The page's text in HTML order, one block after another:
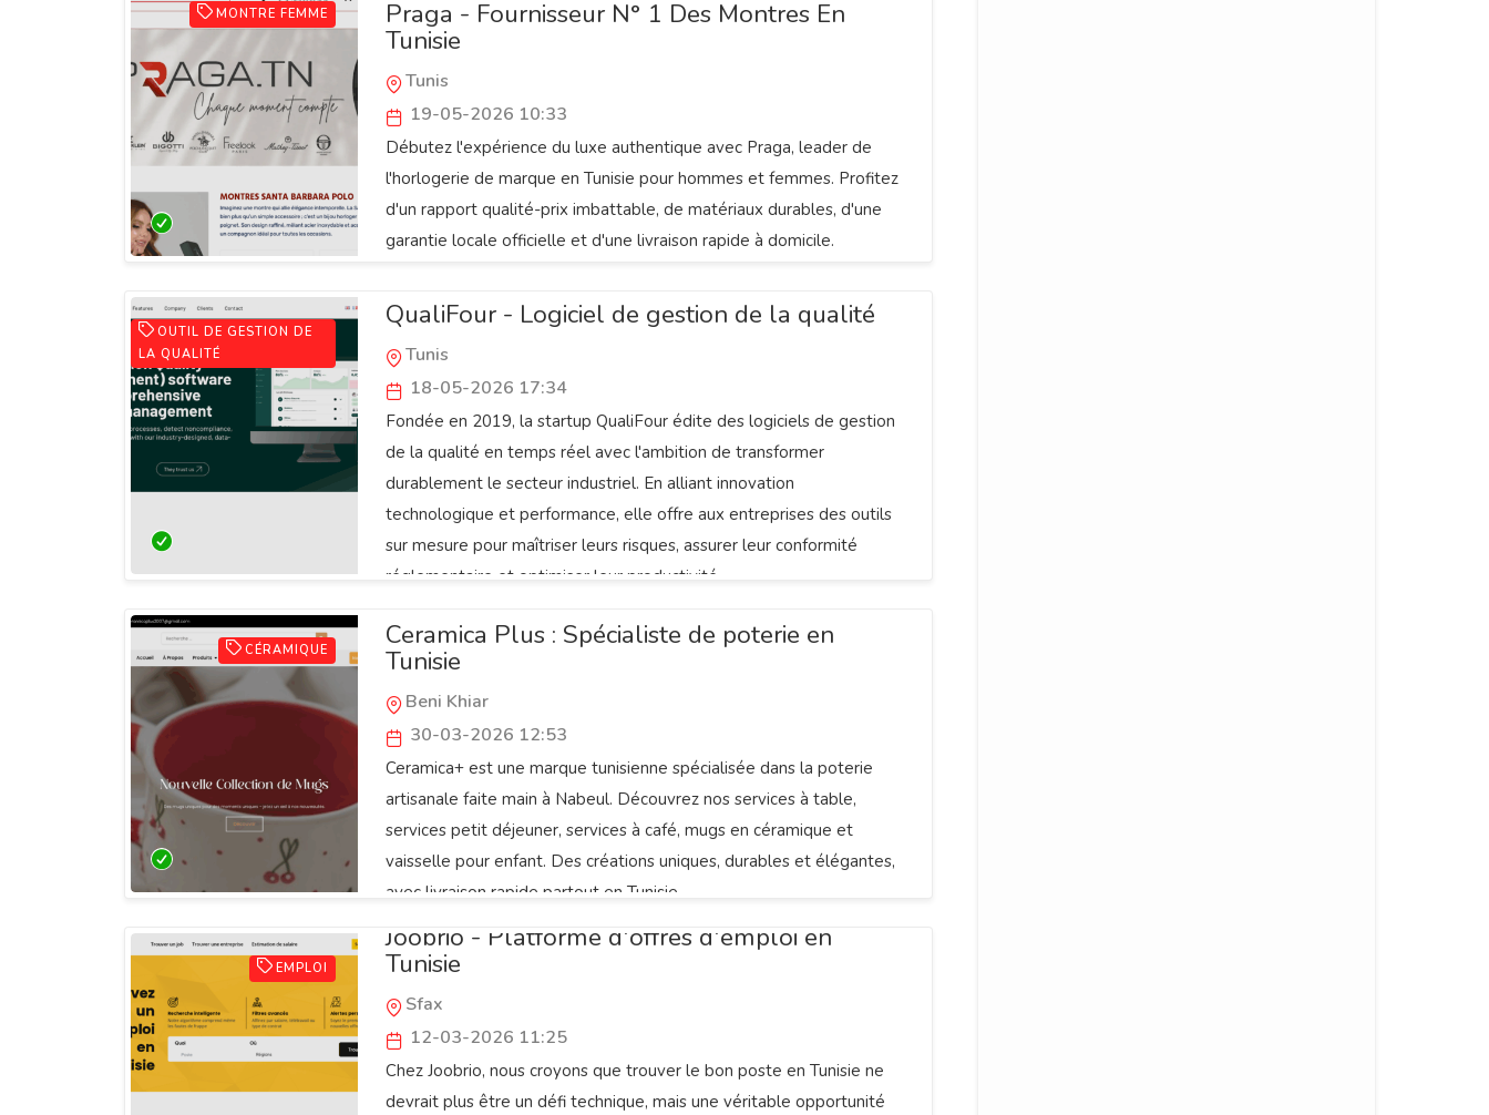
MONTRE FEMME Praga - Fournisseur N° 1 Des Montres En
Tunisie
Tunis
19-05-2026 10:33
Débutez l'expérience du luxe authentique avec Praga, leader de
l'horlogerie de marque en Tunisie pour hommes et femmes. Profitez
d'un rapport qualité-prix imbattable, de matériaux durables, d'une
garantie locale officielle et d'une livraison rapide à domicile.
OUTIL DE GESTION DE
LA QUALITÉ
QualiFour - Logiciel de gestion de la qualité
Tunis
18-05-2026 17:34
Fondée en 2019, la startup QualiFour édite des logiciels de gestion
de la qualité en temps réel avec l'ambition de transformer
durablement le secteur industriel. En alliant innovation
technologique et performance, elle offre aux entreprises des outils
sur mesure pour maîtriser leurs risques, assurer leur conformité
réglementaire et optimiser leur productivité.
CÉRAMIQUE Ceramica Plus : Spécialiste de poterie en
Tunisie
Beni Khiar
30-03-2026 12:53
Ceramica+ est une marque tunisienne spécialisée dans la poterie
artisanale faite main à Nabeul. Découvrez nos services à table,
services petit déjeuner, services à café, mugs en céramique et
vaisselle pour enfant. Des créations uniques, durables et élégantes,
avec livraison rapide partout en Tunisie.
EMPLOI
Joobrio - Platforme d'offres d'emploi en
Tunisie
Sfax
12-03-2026 11:25
Chez Joobrio, nous croyons que trouver le bon poste en Tunisie ne
devrait plus être un défi technique, mais une véritable opportunité